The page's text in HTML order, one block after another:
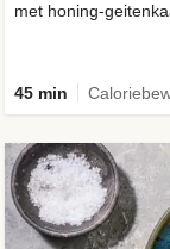
met honing-
45 min